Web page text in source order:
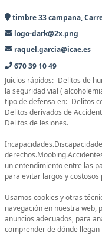
timbre 33 campana,
logo-dark@2x.png
raquel.garcia@icae.es
670 39 10 49
Juicios rápidos:- Delitos de
la seguridad vial (
tipo de defensa en:- Delitos
Delitos derivados de
Delitos de lesiones.
un entendimiento entre las
para evitar largos y
Usamos cookies y otras
navegación en nuestra web,
anuncios adecuados, para
comprender de dónde